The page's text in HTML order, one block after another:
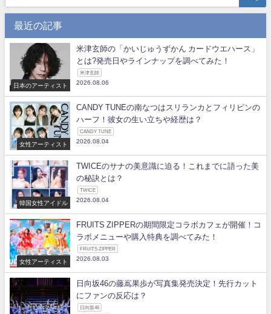
最近の記事
日本のアーティスト
米津玄師の「かいじゅうずかん カードウエハース」
とは?発売日やラインナップを調べてみた！
米津玄師
2026.08.06
女性アーティスト
CANDY TUNEの南なつはスリランカとフィリピンの
ハーフ！彼女の生い立ちや経歴は？
CANDY TUNE
2026.08.04
韓国女性アイドル
TWICEのサナの美意識に迫る！これまでに語った美
の秘訣とは？
TWICE
2026.08.04
女性アーティスト
FRUITS ZIPPERの期間限定コラボカフェが開催！コ
ラボメニューや購入特典を調べてみた！
FRUITS ZIPPER
2026.08.03
日向坂46の藤嶌果歩が写真集発売決定！先行カット
にファンの反応は？
日向坂46